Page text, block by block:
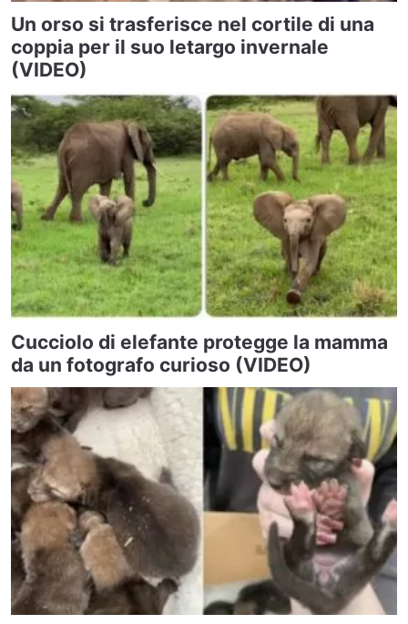
Un orso si trasferisce nel cortile di una
coppia per il suo letargo invernale
(VIDEO)
Cucciolo di elefante protegge la mamma
da un fotografo curioso (VIDEO)